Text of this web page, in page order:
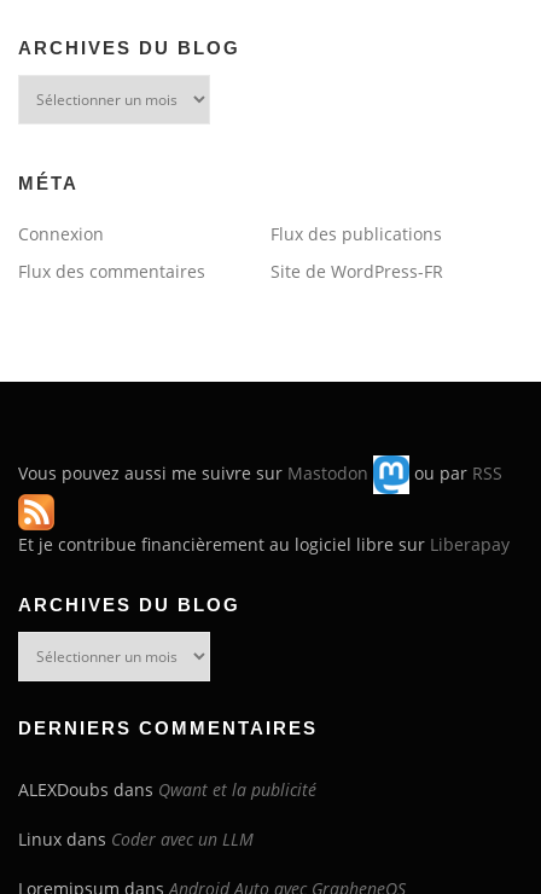
ARCHIVES DU BLOG
MÉTA
Connexion
Flux des publications
Flux des commentaires
Site de WordPress-FR
Vous pouvez aussi me suivre sur Mastodon ou par RSS
Et je contribue financièrement au logiciel libre sur Liberapay
ARCHIVES DU BLOG
DERNIERS COMMENTAIRES
ALEXDoubs dans Qwant et la publicité
Linux dans Coder avec un LLM
Loremipsum dans Android Auto avec GrapheneOS